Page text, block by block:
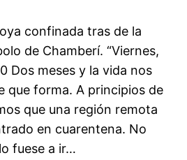
confinada tras de la
de Chamberí. “Viernes,
Dos meses y la vida nos
que forma. A principios de
que una región remota
en cuarentena. No
fuese a ir…